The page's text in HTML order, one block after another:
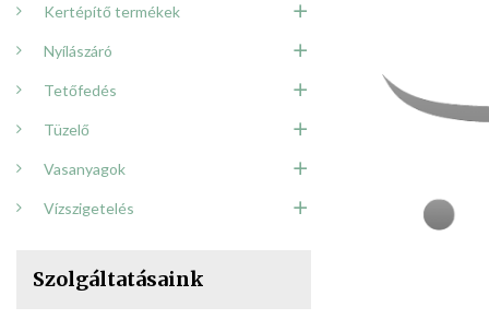
Kertépítő termékek
Nyílászáró
Tetőfedés
Tüzelő
Vasanyagok
Vízszigetelés
Szolgáltatásaink